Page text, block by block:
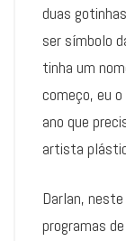
duas
ser símbolo
tinha um
começo, eu
ano que
artista
Darlan,
programas